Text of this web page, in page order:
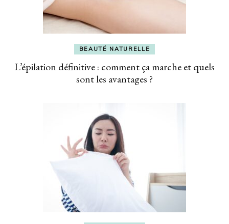
BEAUTÉ NATURELLE
L’épilation définitive : comment ça marche et quels
sont les avantages ?